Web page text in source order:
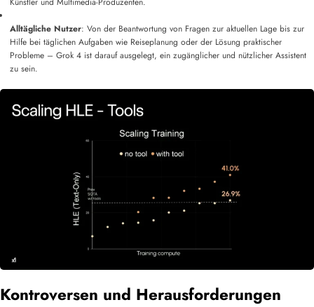
Alltägliche Nutzer: Von der Beantwortung von Fragen zur aktuellen Lage bis zur
Hilfe bei täglichen Aufgaben wie Reiseplanung oder der Lösung praktischer
Probleme – Grok 4 ist darauf ausgelegt, ein zugänglicher und nützlicher Assistent
zu sein.
Kontroversen und Herausforderungen